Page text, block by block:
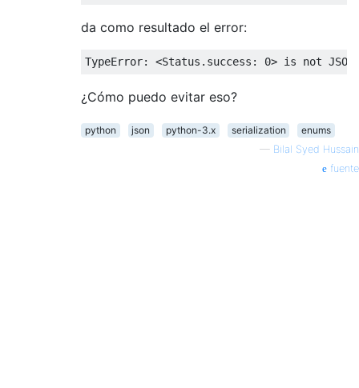
da como resultado el error:
TypeError: <Status.success: 0> is not
¿Cómo puedo evitar eso?
python json python-3.x serialization
enums
— Bilal Syed Hussain
fuente